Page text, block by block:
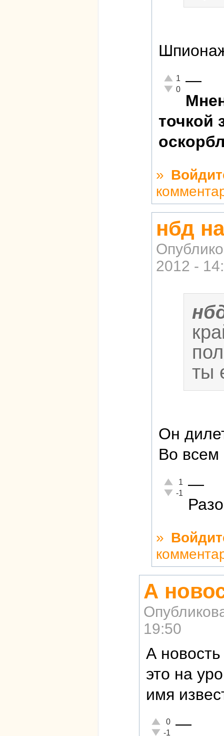
Отлично!
1
Неадекватно!
0
—
точкой
»
нбд
2012 -
ты
Он
Во всем
Отлично!
1
Неадекватно!
-1
—
»
А
19:50
А
это на
имя
Отлично!
0
Неадекватно!
-1
—